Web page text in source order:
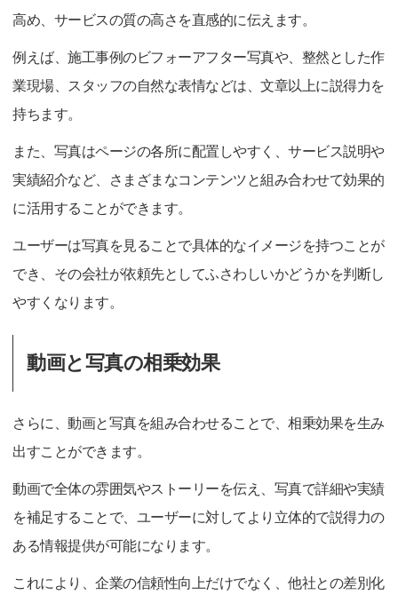
高め、サービスの質の高さを直感的に伝えます。
例えば、施工事例のビフォーアフター写真や、整然とした作
業現場、スタッフの自然な表情などは、文章以上に説得力を
持ちます。
また、写真はページの各所に配置しやすく、サービス説明や
実績紹介など、さまざまなコンテンツと組み合わせて効果的
に活用することができます。
ユーザーは写真を見ることで具体的なイメージを持つことが
でき、その会社が依頼先としてふさわしいかどうかを判断し
やすくなります。
動画と写真の相乗効果
さらに、動画と写真を組み合わせることで、相乗効果を生み
出すことができます。
動画で全体の雰囲気やストーリーを伝え、写真で詳細や実績
を補足することで、ユーザーに対してより立体的で説得力の
ある情報提供が可能になります。
これにより、企業の信頼性向上だけでなく、他社との差別化